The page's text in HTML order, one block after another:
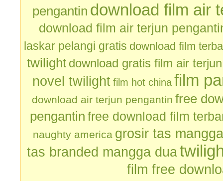
pengantin download film air
download film air terjun
laskar pelangi gratis download film
twilight download gratis film air
novel twilight film hot china film
download air terjun pengantin free
pengantin free download film
naughty america grosir tas
tas branded mangga dua
film free